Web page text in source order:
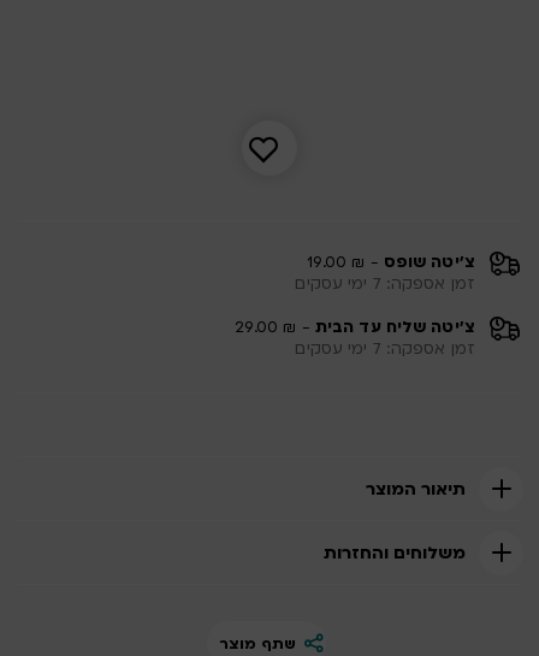
צ'יטה שופס - ₪ 19.00
זמן אספקה: 7 ימי עסקים
צ'יטה שליח עד הבית - ₪ 29.00
זמן אספקה: 7 ימי עסקים
תיאור המוצר
משלוחים והחזרות
שתף מוצר